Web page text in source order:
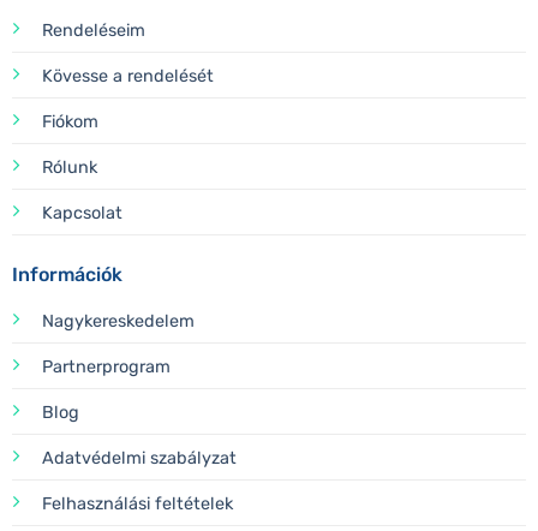
Rendeléseim
Kövesse a rendelését
Fiókom
Rólunk
Kapcsolat
Információk
Nagykereskedelem
Partnerprogram
Blog
Adatvédelmi szabályzat
Felhasználási feltételek